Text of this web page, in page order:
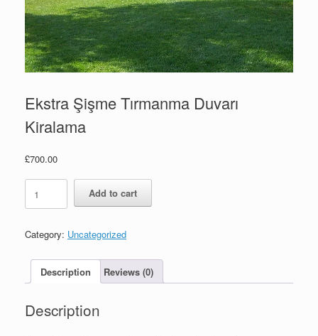
Ekstra Şişme Tırmanma Duvarı
Kiralama
£700.00
Şişme
Tırmanma
Kiralama
Add to cart
Category: Uncategorized
Description Reviews (0)
Description